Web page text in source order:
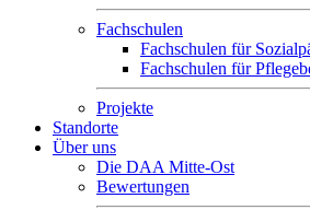
Fachschulen
Fachschulen für
Fachschulen für
Projekte
Standorte
Über uns
Die DAA Mitte-Ost
Bewertungen